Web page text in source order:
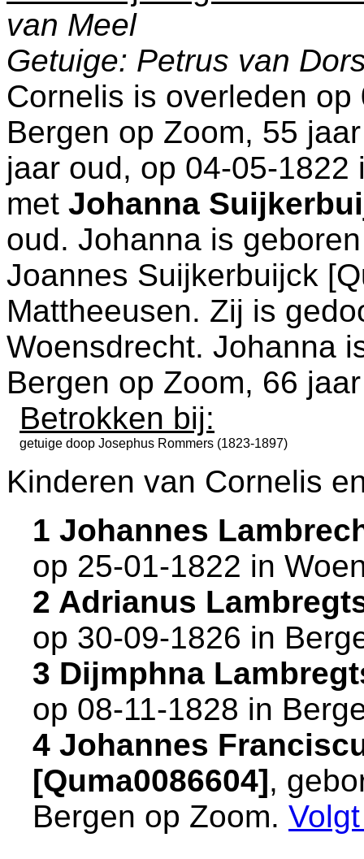
van Meel
Getuige: Petrus van
Cornelis is overleden op
Bergen op Zoom, 55
jaar oud, op 04-05-
met Johanna
oud. Johanna is
Joannes Suijkerbuijck
Mattheeusen. Zij is
Woensdrecht. Johanna
Bergen op Zoom, 66
Betrokken bij:
getuige doop Josephus Rommers (1823-1897)
Kinderen van Cornelis
1 Johannes
op 25-01-1822 in
2 Adrianus
op 30-09-1826 in
3 Dijmphna
op 08-11-1828 in
4 Johannes
[Quma0086604],
Bergen op Zoom.